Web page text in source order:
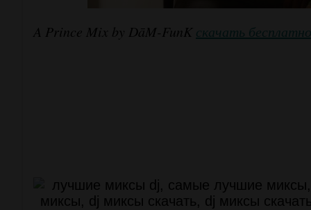
A Prince Mix by DāM-FunK скачать бесплатно